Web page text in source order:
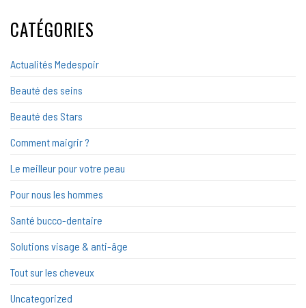
CATÉGORIES
Actualités Medespoir
Beauté des seins
Beauté des Stars
Comment maigrir ?
Le meilleur pour votre peau
Pour nous les hommes
Santé bucco-dentaire
Solutions visage & anti-âge
Tout sur les cheveux
Uncategorized